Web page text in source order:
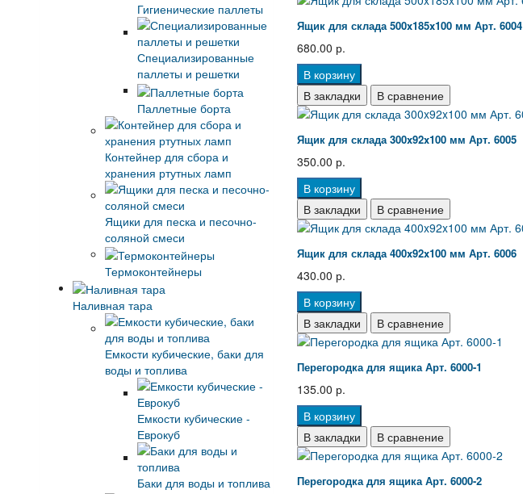
Гигиенические паллеты
Специализированные
паллеты и решетки
Паллетные борта
Контейнер для сбора и
хранения ртутных ламп
Ящики для песка и песочно-
соляной смеси
Термоконтейнеры
Наливная тара
Емкости кубические, баки для
воды и топлива
Емкости кубические -
Еврокуб
Баки для воды и топлива
Ящик для склада 500x185x100 мм Арт. 6004
680.00 р.
В корзину
В закладки
В сравнение
Ящик для склада 300x92x100 мм Арт. 6005
350.00 р.
В корзину
В закладки
В сравнение
Ящик для склада 400x92x100 мм Арт. 6006
430.00 р.
В корзину
В закладки
В сравнение
Перегородка для ящика Арт. 6000-1
135.00 р.
В корзину
В закладки
В сравнение
Перегородка для ящика Арт. 6000-2